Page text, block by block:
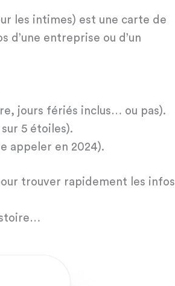
les intimes) est une carte de
entreprise ou d’un
jours fériés inclus… ou pas).
5 étoiles).
appeler en 2024).
trouver rapidement les infos